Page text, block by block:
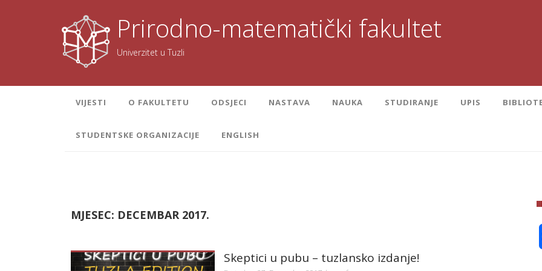
Prirodno-matematički fakultet
Univerzitet u Tuzli
VIJESTI O FAKULTETU ODSJECI NASTAVA NAUKA STUDIRANJE UPIS
STUDENTSKE ORGANIZACIJE ENGLISH
MJESEC: DECEMBAR 2017.
Skeptici u pubu – tuzlansko izdanje!